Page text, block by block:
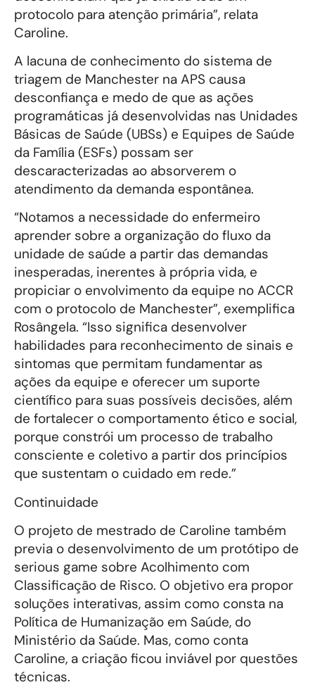
protocolo para atenção primária”, relata
Caroline.
A lacuna de conhecimento do sistema de
triagem de Manchester na APS causa
desconfiança e medo de que as ações
programáticas já desenvolvidas nas Unidades
Básicas de Saúde (UBSs) e Equipes de Saúde
da Família (ESFs) possam ser
descaracterizadas ao absorverem o
atendimento da demanda espontânea.
“Notamos a necessidade do enfermeiro
aprender sobre a organização do fluxo da
unidade de saúde a partir das demandas
inesperadas, inerentes à própria vida, e
propiciar o envolvimento da equipe no ACCR
com o protocolo de Manchester”, exemplifica
Rosângela. “Isso significa desenvolver
habilidades para reconhecimento de sinais e
sintomas que permitam fundamentar as
ações da equipe e oferecer um suporte
científico para suas possíveis decisões, além
de fortalecer o comportamento ético e social,
porque constrói um processo de trabalho
consciente e coletivo a partir dos princípios
que sustentam o cuidado em rede.”
Continuidade
O projeto de mestrado de Caroline também
previa o desenvolvimento de um protótipo de
serious game sobre Acolhimento com
Classificação de Risco. O objetivo era propor
soluções interativas, assim como consta na
Política de Humanização em Saúde, do
Ministério da Saúde. Mas, como conta
Caroline, a criação ficou inviável por questões
técnicas.